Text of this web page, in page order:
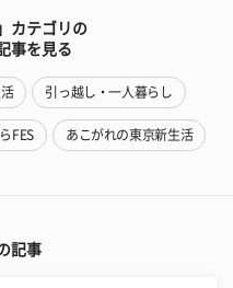
カテゴリの
事を見る
引っ越し・一人暮らし
FES あこがれの東京新生活
記事